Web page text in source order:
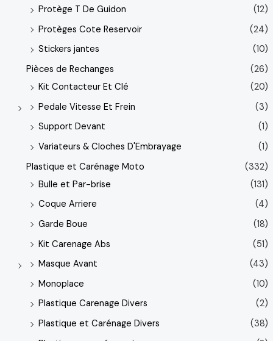
Protège T De Guidon
(12)
Protèges Cote Reservoir
(24)
Stickers jantes
(10)
Pièces de Rechanges
(26)
Kit Contacteur Et Clé
(20)
Pedale Vitesse Et Frein
(3)
Support Devant
(1)
Variateurs & Cloches D'Embrayage
(1)
Plastique et Carénage Moto
(332)
Bulle et Par-brise
(131)
Coque Arriere
(4)
Garde Boue
(18)
Kit Carenage Abs
(51)
Masque Avant
(43)
Monoplace
(10)
Plastique Carenage Divers
(2)
Plastique et Carénage Divers
(38)